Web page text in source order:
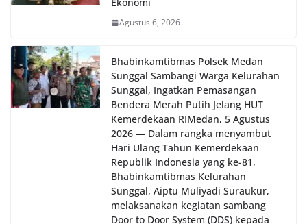
Agustus 6, 2026
Bhabinkamtibmas Polsek Medan
Sunggal Sambangi Warga Kelurahan
Sunggal, Ingatkan Pemasangan
Bendera Merah Putih Jelang HUT
Kemerdekaan RI‎‎Medan, 5 Agustus
2026 — Dalam rangka menyambut
Hari Ulang Tahun Kemerdekaan
Republik Indonesia yang ke-81,
Bhabinkamtibmas Kelurahan
Sunggal, Aiptu Muliyadi Suraukur,
melaksanakan kegiatan sambang
Door to Door System (DDS) kepada